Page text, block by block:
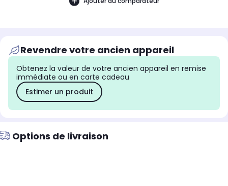
Revendre votre ancien appareil
Obtenez la valeur de votre ancien appareil en remise
immédiate ou en carte cadeau
Estimer un produit
Options de livraison